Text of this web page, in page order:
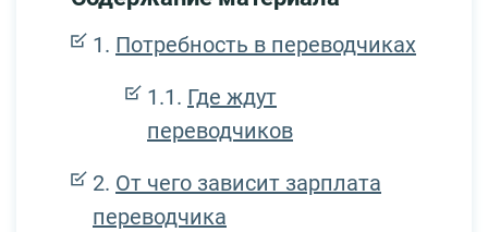
Потребность в переводчиках
Где ждут
переводчиков
От чего зависит зарплата
переводчика